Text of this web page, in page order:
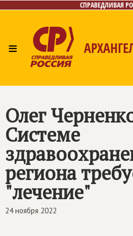
СПРАВЕДЛИВАЯ
≡
Олег
Системе
региона
"лечение"
24 ноября 2022